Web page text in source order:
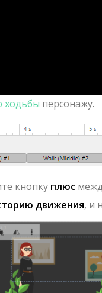
ходьбы персонажу.
кнопку плюс
движения, и